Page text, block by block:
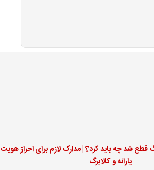
قطع شد چه باید کرد؟ | مدارک لازم برای احراز هویت
یارانه و کالابرگ